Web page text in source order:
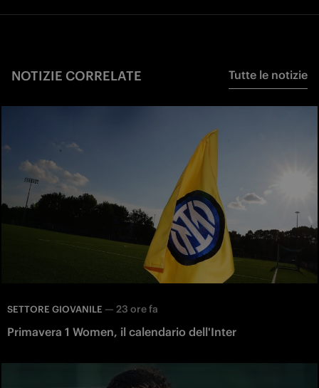
NOTIZIE CORRELATE Tutte le notizie
SETTORE GIOVANILE — 23 ore fa
Primavera 1 Women, il calendario dell'Inter